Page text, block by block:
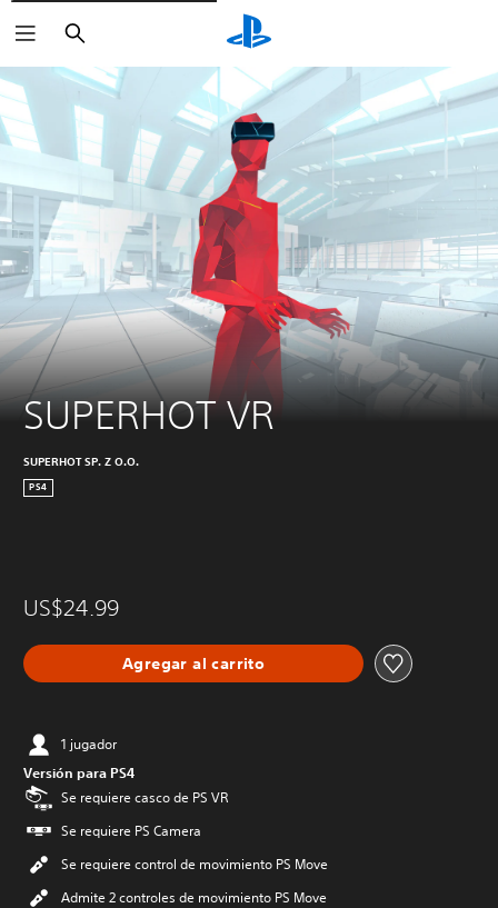
Buscar
SUPERHOT VR
SUPERHOT SP. Z O.O.
PS4
US$24.99
Agregar al carrito
1 jugador
Versión para PS4
Se requiere casco de PS VR
Se requiere PS Camera
Se requiere control de movimiento PS Move
Admite 2 controles de movimiento PS Move